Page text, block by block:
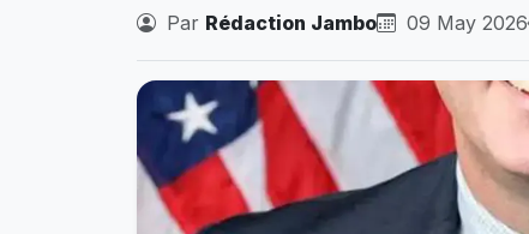
Par Rédaction Jambo 09 May 2026